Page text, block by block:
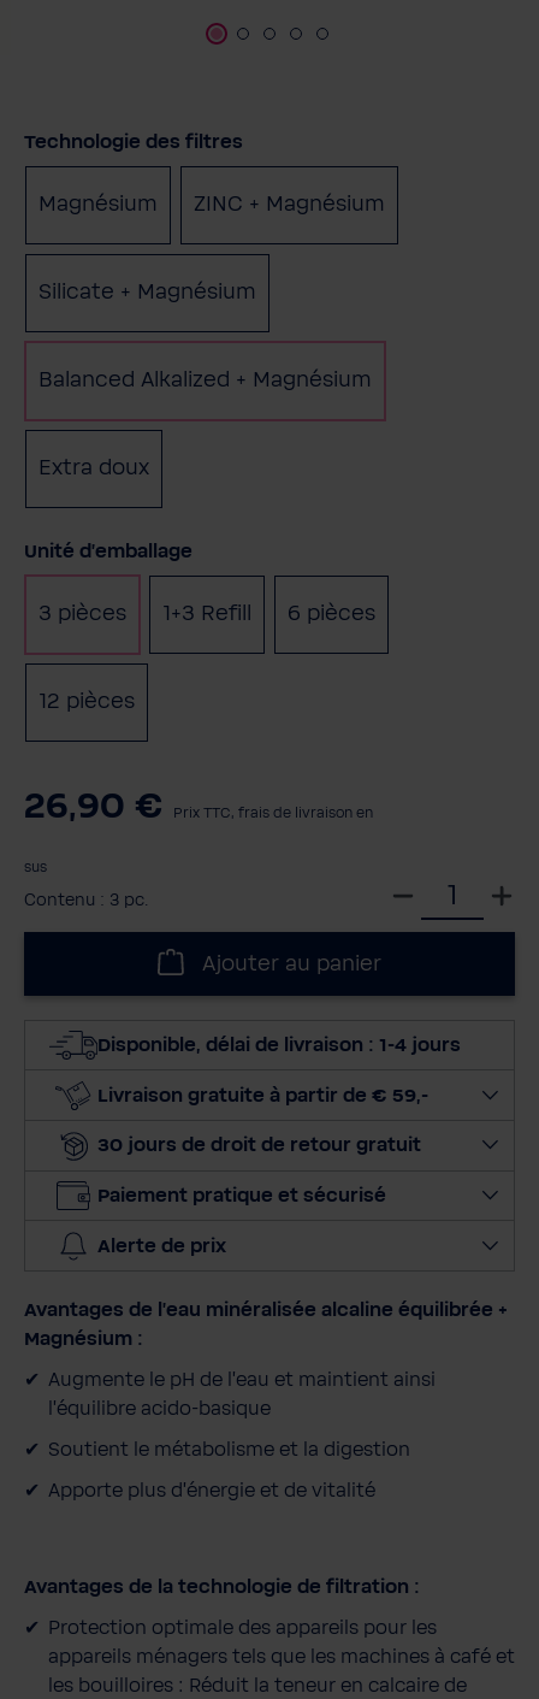
Sélectionnez
Technologie des filtres
Magnésium ZINC + Magnésium
Silicate + Magnésium
Balanced Alkalized + Magnésium
Extra doux
Sélectionnez
Unité d'emballage
3 pièces 1+3 Refill (Cette option n'est pas
6 pièces
12 pièces
26,90 € Prix TTC, frais de livraison en
sus
Contenu : 3 pc.
c
o
n
r
u
Ajouter au panier
Disponible, délai de livraison : 1-4 jours
Livraison gratuite à partir de € 59,-
30 jours de droit de retour gratuit
Paiement pratique et sécurisé
Alerte de prix
Avantages de l'eau minéralisée alcaline équilibrée +
Magnésium :
Augmente le pH de l'eau et maintient ainsi
l'équilibre acido-basique
Soutient le métabolisme et la digestion
Apporte plus d'énergie et de vitalité
Avantages de la technologie de filtration :
Protection optimale des appareils pour les
appareils ménagers tels que les machines à café et
les bouilloires : Réduit la teneur en calcaire de